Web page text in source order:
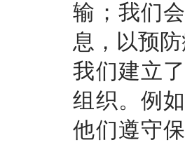
输；我们
息，以预
我们建立
组织。例
他们遵守